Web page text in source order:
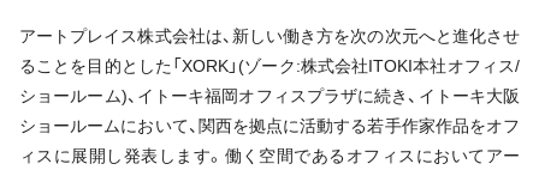
アートプレイス株式会社は、新しい働き方を次の次元へと進化させ
ることを目的とした「XORK」(ゾーク:株式会社ITOKI本社オフィス/
ショールーム)、イトーキ福岡オフィスプラザに続き、イトーキ大阪
ショールームにおいて、関西を拠点に活動する若手作家作品をオフ
ィスに展開し発表します。働く空間であるオフィスにおいてアー